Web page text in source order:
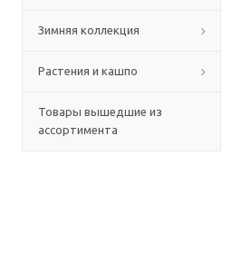
Зимняя коллекция
Растения и кашпо
Товары вышедшие из
ассортимента